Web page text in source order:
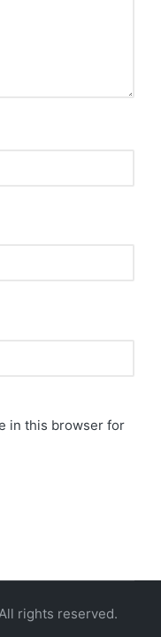
in this browser for
rights reserved.